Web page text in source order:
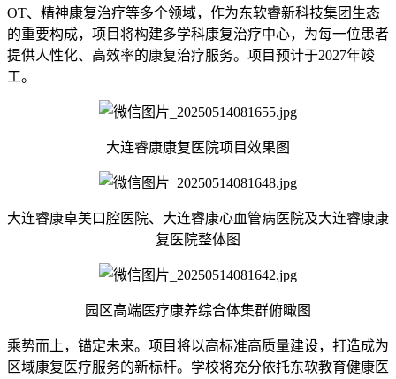
OT、精神康复治疗等多个领域，作为东软睿新科技集团生态
的重要构成，项目将构建多学科康复治疗中心，为每一位患者
提供人性化、高效率的康复治疗服务。项目预计于2027年竣
工。
大连睿康康复医院项目效果图
大连睿康卓美口腔医院、大连睿康心血管病医院及大连睿康康
复医院整体图
园区高端医疗康养综合体集群俯瞰图
乘势而上，锚定未来。项目将以高标准高质量建设，打造成为
区域康复医疗服务的新标杆。学校将充分依托东软教育健康医